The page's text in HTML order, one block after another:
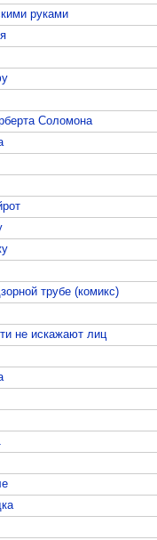
руками
Соломона
трубе (комикс)
не искажают лиц